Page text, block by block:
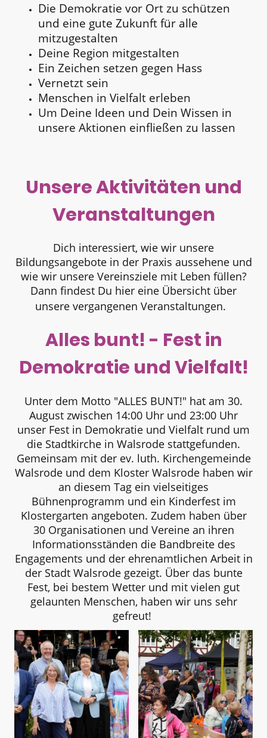
Die Demokratie vor Ort zu schützen
und eine gute Zukunft für alle
mitzugestalten
Deine Region mitgestalten
Ein Zeichen setzen gegen Hass
Vernetzt sein
Menschen in Vielfalt erleben
Um Deine Ideen und Dein Wissen in
unsere Aktionen einfließen zu lassen
Unsere Aktivitäten und
Veranstaltungen
Dich interessiert, wie wir unsere
Bildungsangebote in der Praxis aussehene und
wie wir unsere Vereinsziele mit Leben füllen?
Dann findest Du hier eine Übersicht über
unsere vergangenen Veranstaltungen.
Alles bunt! - Fest in
Demokratie und Vielfalt!
Unter dem Motto "ALLES BUNT!" hat am 30.
August zwischen 14:00 Uhr und 23:00 Uhr
unser Fest in Demokratie und Vielfalt rund um
die Stadtkirche in Walsrode stattgefunden.
Gemeinsam mit der ev. luth. Kirchengemeinde
Walsrode und dem Kloster Walsrode haben wir
an diesem Tag ein vielseitiges
Bühnenprogramm und ein Kinderfest im
Klostergarten angeboten. Zudem haben über
30 Organisationen und Vereine an ihren
Informationsständen die Bandbreite des
Engagements und der ehrenamtlichen Arbeit in
der Stadt Walsrode gezeigt. Über das bunte
Fest, bei bestem Wetter und mit vielen gut
gelaunten Menschen, haben wir uns sehr
gefreut!